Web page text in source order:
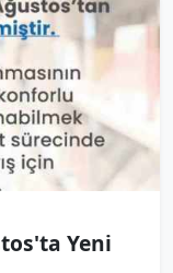
Yeni